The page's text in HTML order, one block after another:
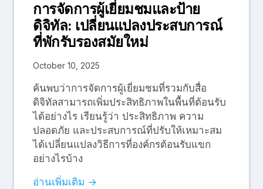
การจัดการผู้เยี่ยมชมและป้าย
ดิจิทัล: เปลี่ยนแปลงประสบการณ์
ที่พักรับรองสมัยใหม่
October 10, 2025
ค้นพบว่าการจัดการผู้เยี่ยมชมที่รวมกับสื่อ
ดิจิทัลสามารถเพิ่มประสิทธิภาพในพื้นที่ต้อนรับ
ได้อย่างไร เรียนรู้ว่า ประสิทธิภาพ ความ
ปลอดภัย และประสบการณ์ที่ปรับให้เหมาะสม
ได้เปลี่ยนแปลงวิธีการที่องค์กรต้อนรับแขก
อย่างไรบ้าง
อ่านเพิ่มเติม →